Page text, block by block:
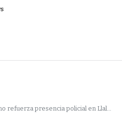
policial en Llalagua y anuncia operaciones paralelas tras hechos de violencia